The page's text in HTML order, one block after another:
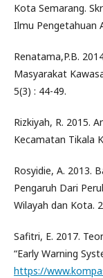
Kota Semarang.
Ilmu Pengetahuan
Renatama,P.B.
Masyarakat
5(3) : 44-49.
Rizkiyah, R. 2015.
Kecamatan Tikala
Rosyidie, A. 2013.
Pengaruh Dari
Wilayah dan Kota.
Safitri, E. 2017.
“Early Warning
https://